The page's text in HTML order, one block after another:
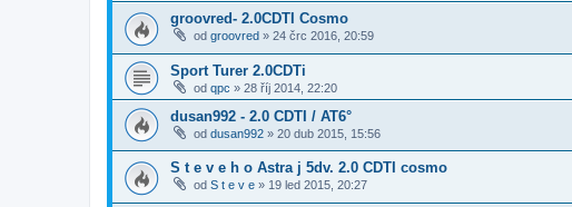
groovred- 2.0CDTI Cosmo
od groovred » 24 črc 2016, 20:59
Sport Turer 2.0CDTi
od qpc » 28 říj 2014, 22:20
dusan992 - 2.0 CDTI / AT6°
od dusan992 » 20 dub 2015, 15:56
S t e v e h o Astra j 5dv. 2.0 CDTI cosmo
od S t e v e » 19 led 2015, 20:27